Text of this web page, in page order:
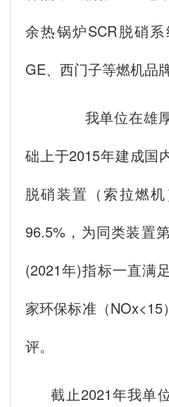
余热锅炉SCR脱硝系
GE、西门子等燃机品牌
我单位在雄厚
础上于2015年建成国
脱硝装置（索拉燃
96.5%，为同类装置
(2021年)指标一直满
家环保标准（
评。
截止2021年我单